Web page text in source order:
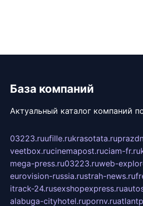
База компаний
Актуальный каталог компаний
03223.ruufille.rukrasotata.ru
veetbox.rucinemapost.ruciam-fr.ru
mega-press.ru03223.ruweb-
eurovision-russia.rustrah-news.ru
itrack-24.rusexshopexpress.ru
alabuga-cityhotel.rupornv.ru